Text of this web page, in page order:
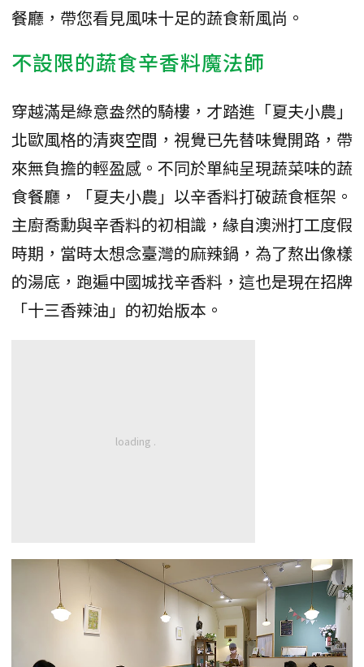
餐廳，帶您看見風味十足的蔬食新風尚。
不設限的蔬食辛香料魔法師
穿越滿是綠意盎然的騎樓，才踏進「夏夫小農」
北歐風格的清爽空間，視覺已先替味覺開路，帶
來無負擔的輕盈感。不同於單純呈現蔬菜味的蔬
食餐廳，「夏夫小農」以辛香料打破蔬食框架。
主廚喬勳與辛香料的初相識，緣自澳洲打工度假
時期，當時太想念臺灣的麻辣鍋，為了熬出像樣
的湯底，跑遍中國城找辛香料，這也是現在招牌
「十三香辣油」的初始版本。